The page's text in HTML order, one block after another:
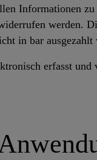
Informationen
werden.
in bar ausgezahlt
erfasst